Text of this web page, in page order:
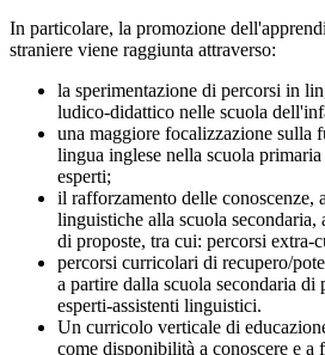
In particolare, la promozione
straniere viene raggiunta attraverso:
la sperimentazione di percorsi in
ludico-didattico nelle scuola
una maggiore focalizzazione sulla
lingua inglese nella scuola
esperti;
il rafforzamento delle conoscenze,
linguistiche alla scuola secondaria,
di proposte, tra cui: percorsi extra-
percorsi curricolari di recupero/
a partire dalla scuola secondaria
esperti-assistenti linguistici.
Un curricolo verticale di
come disponibilità a conoscere e a